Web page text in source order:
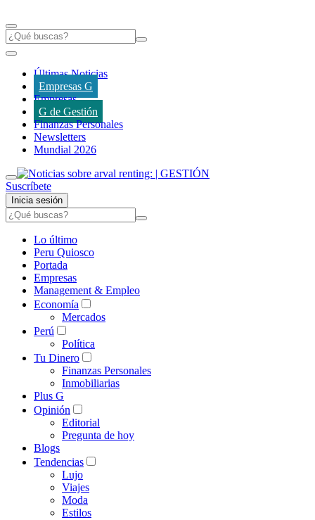
Últimas Noticias
Empresas G
Empresas
G de Gestión
Finanzas Personales
Newsletters
Mundial 2026
Suscríbete
Inicia sesión
Lo último
Peru Quiosco
Portada
Empresas
Management & Empleo
Economía
Mercados
Perú
Política
Tu Dinero
Finanzas Personales
Inmobiliarias
Plus G
Opinión
Editorial
Pregunta de hoy
Blogs
Tendencias
Lujo
Viajes
Moda
Estilos